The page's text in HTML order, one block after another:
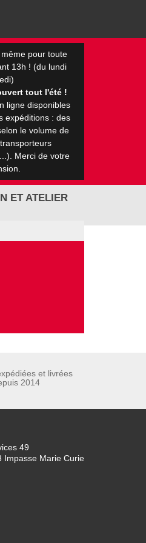
pour toute
13h ! (du lundi
tout l'été !
ligne disponibles
expéditions : des
le volume de
Merci de votre
ET ATELIER
et livrées
2014
49
Impasse Marie Curie